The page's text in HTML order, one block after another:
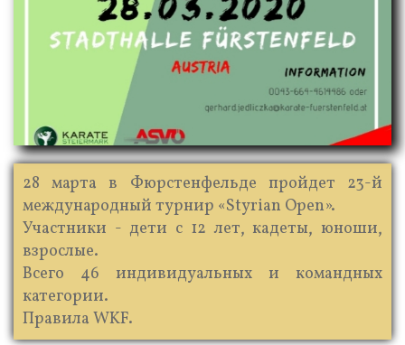
28 марта в Фюрстенфельде пройдет 23-й
международный турнир «Styrian Open».
Участники - дети с 12 лет, кадеты, юноши,
взрослые.
Всего 46 индивидуальных и командных
категории.
Правила WKF.